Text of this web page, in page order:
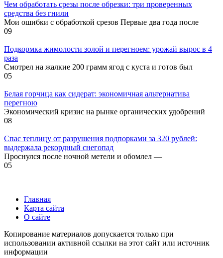
Чем обработать срезы после обрезки: три проверенных
средства без гнили
Мои ошибки с обработкой срезов Первые два года после
09
Подкормка жимолости золой и перегноем: урожай вырос в 4
раза
Смотрел на жалкие 200 грамм ягод с куста и готов был
05
Белая горчица как сидерат: экономичная альтернатива
перегною
Экономический кризис на рынке органических удобрений
08
Спас теплицу от разрушения подпорками за 320 рублей:
выдержала рекордный снегопад
Проснулся после ночной метели и обомлел —
05
Главная
Карта сайта
О сайте
Копирование материалов допускается только при
использовании активной ссылки на этот сайт или источник
информации